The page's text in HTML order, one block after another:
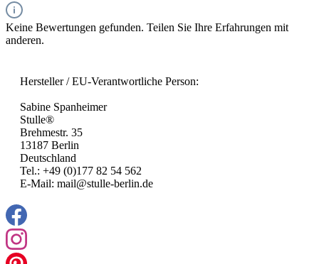
Keine Bewertungen gefunden. Teilen Sie Ihre Erfahrungen mit
anderen.
Hersteller / EU-Verantwortliche Person:
Sabine Spanheimer
Stulle®
Brehmestr. 35
13187 Berlin
Deutschland
Tel.: +49 (0)177 82 54 562
E-Mail: mail@stulle-berlin.de